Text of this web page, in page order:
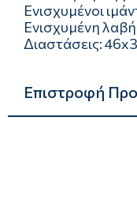
Ενισχυμένοι
Ενισχυμένη λαβή
Διαστάσεις:
Επιστροφή